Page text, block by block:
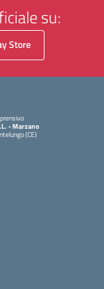
su:
Store
- Marzano
(CE)
iniziale della scuola